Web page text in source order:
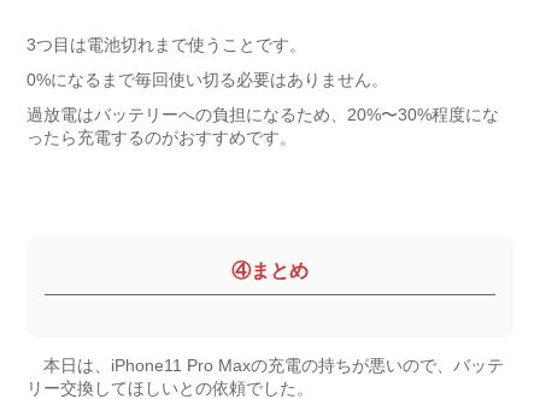
3つ目は電池切れまで使うことです。
0%になるまで毎回使い切る必要はありません。
過放電はバッテリーへの負担になるため、20%〜30%程度にな
ったら充電するのがおすすめです。
④まとめ
本日は、iPhone11 Pro Maxの充電の持ちが悪いので、バッテ
リー交換してほしいとの依頼でした。